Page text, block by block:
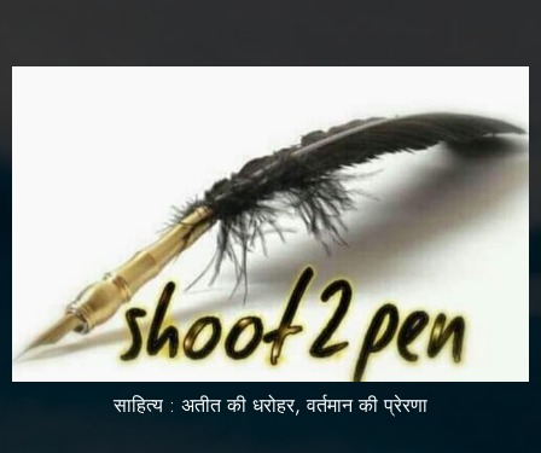
साहित्य : अतीत की धरोहर, वर्तमान की प्रेरणा